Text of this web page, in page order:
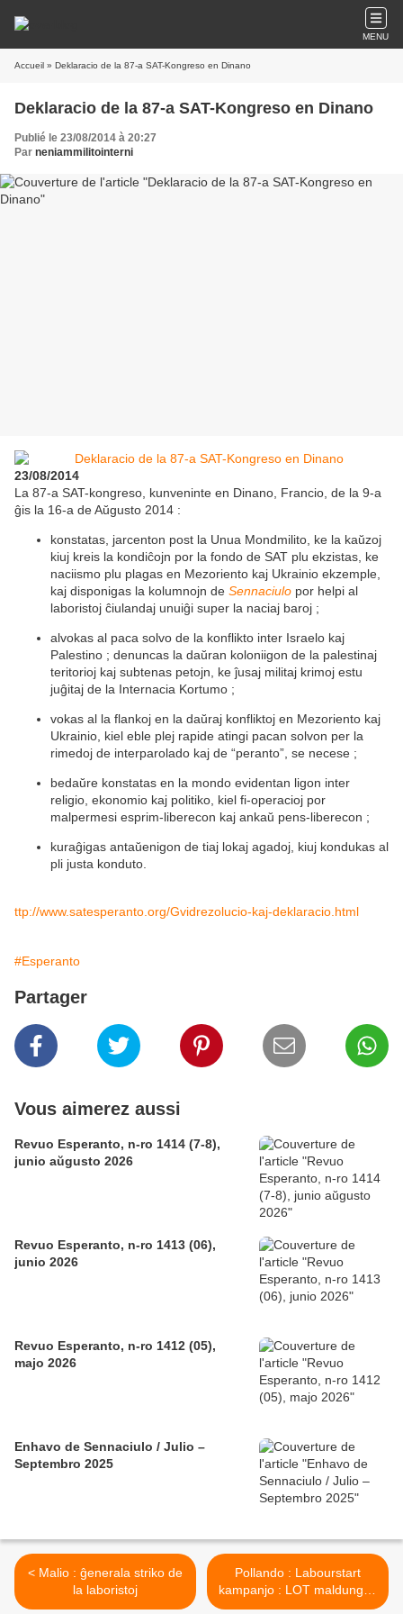
MENU
Accueil » Deklaracio de la 87-a SAT-Kongreso en Dinano
Deklaracio de la 87-a SAT-Kongreso en Dinano
Publié le 23/08/2014 à 20:27
Par neniammilitointerni
23/08/2014
La 87-a SAT-kongreso, kunveninte en Dinano, Francio, de la 9-a
ĝis la 16-a de Aŭgusto 2014 :
konstatas, jarcenton post la Unua Mondmilito, ke la kaŭzoj
kiuj kreis la kondiĉojn por la fondo de SAT plu ekzistas, ke
naciismo plu plagas en Mezoriento kaj Ukrainio ekzemple,
kaj disponigas la kolumnojn de Sennaciulo por helpi al
laboristoj ĉiulandaj unuiĝi super la naciaj baroj ;
alvokas al paca solvo de la konflikto inter Israelo kaj
Palestino ; denuncas la daŭran koloniigon de la palestinaj
teritorioj kaj subtenas petojn, ke ĵusaj militaj krimoj estu
juĝitaj de la Internacia Kortumo ;
vokas al la flankoj en la daŭraj konfliktoj en Mezoriento kaj
Ukrainio, kiel eble plej rapide atingi pacan solvon per la
rimedoj de interparolado kaj de “peranto”, se necese ;
bedaŭre konstatas en la mondo evidentan ligon inter
religio, ekonomio kaj politiko, kiel fi-operacioj por
malpermesi esprim-liberecon kaj ankaŭ pens-liberecon ;
kuraĝigas antaŭenigon de tiaj lokaj agadoj, kiuj kondukas al
pli justa konduto.​​
ttp://www.satesperanto.org/Gvidrezolucio-kaj-deklaracio.html
#Esperanto
Partager
Vous aimerez aussi
Revuo Esperanto, n-ro 1414 (7-8),
junio aŭgusto 2026
Revuo Esperanto, n-ro 1413 (06),
junio 2026
Revuo Esperanto, n-ro 1412 (05),
majo 2026
Enhavo de Sennaciulo / Julio –
Septembro 2025
< Malio : ĝenerala striko de
la laboristoj
Pollando : Labourstart
kampanjo : LOT maldungas
sindikatan gvidanton >